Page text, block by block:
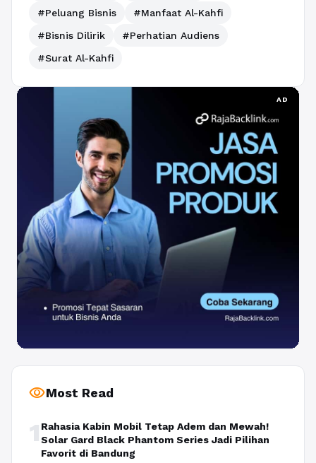
#Peluang Bisnis
#Manfaat Al-Kahfi
#Bisnis Dilirik
#Perhatian Audiens
#Surat Al-Kahfi
AD
visibilityMost Read
1 Rahasia Kabin Mobil Tetap Adem dan Mewah!
Solar Gard Black Phantom Series Jadi Pilihan
Favorit di Bandung